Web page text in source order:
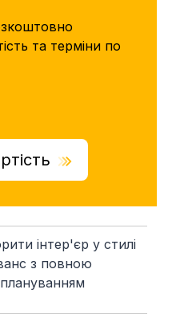
та терміни по
інтер'єр у стилі
з повною